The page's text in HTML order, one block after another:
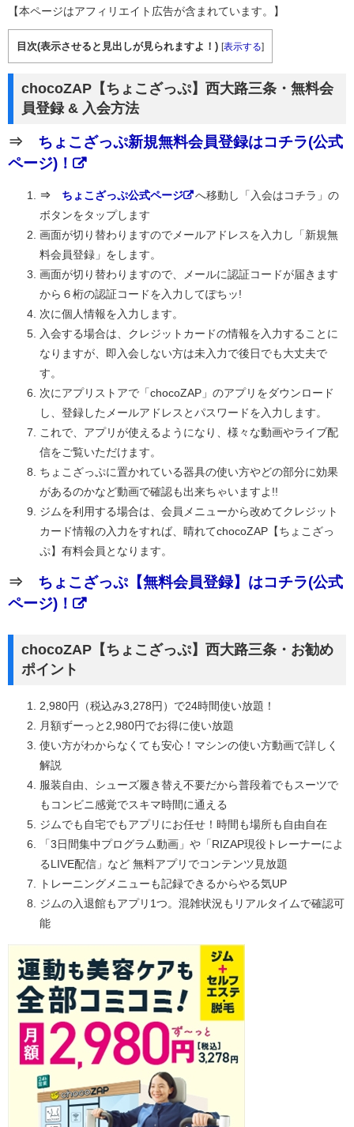
【本ページはアフィリエイト広告が含まれています。】
目次(表示させると見出しが見られますよ！) [表示する]
chocoZAP【ちょこざっぷ】西大路三条・無料会
員登録 & 入会方法
⇒ ちょこざっぷ新規無料会員登録はコチラ(公式
ページ)！
⇒ ちょこざっぷ公式ページ
へ移動し「入会はコチラ」の
ボタンをタップします
画面が切り替わりますのでメールアドレスを入力し「新規無
料会員登録」をします。
画面が切り替わりますので、メールに認証コードが届きます
から６桁の認証コードを入力してぽちッ!
次に個人情報を入力します。
入会する場合は、クレジットカードの情報を入力することに
なりますが、即入会しない方は未入力で後日でも大丈夫で
す。
次にアプリストアで「chocoZAP」のアプリをダウンロード
し、登録したメールアドレスとパスワードを入力します。
これで、アプリが使えるようになり、様々な動画やライブ配
信をご覧いただけます。
ちょこざっぷに置かれている器具の使い方やどの部分に効果
があるのかなど動画で確認も出来ちゃいますよ!!
ジムを利用する場合は、会員メニューから改めてクレジット
カード情報の入力をすれば、晴れてchocoZAP【ちょこざっ
ぷ】有料会員となります。
⇒ ちょこざっぷ【無料会員登録】はコチラ(公式
ページ)！
chocoZAP【ちょこざっぷ】西大路三条・お勧め
ポイント
2,980円（税込み3,278円）で24時間使い放題！
月額ずーっと2,980円でお得に使い放題
使い方がわからなくても安心！マシンの使い方動画で詳しく
解説
服装自由、シューズ履き替え不要だから普段着でもスーツで
もコンビニ感覚でスキマ時間に通える
ジムでも自宅でもアプリにお任せ！時間も場所も自由自在
「3日間集中プログラム動画」や「RIZAP現役トレーナーによ
るLIVE配信」など 無料アプリでコンテンツ見放題
トレーニングメニューも記録できるからやる気UP
ジムの入退館もアプリ1つ。混雑状況もリアルタイムで確認可
能